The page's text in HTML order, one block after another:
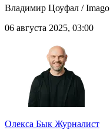
Владимир Цоуфал / Imago
06 августа 2025, 03:00
Олекса Бык Журналист